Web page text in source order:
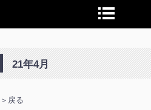
21年4月
＞戻る